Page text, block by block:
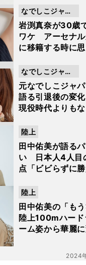
岩渕真奈が30歳
ワケ アーセナル
に移籍する時に
なでしこジャパ
ン
元なでしこジャ
語る引退後の変
現役時代よりもな
なでしこジャパ
ン
田中佑美が語る
い 日本人4人目
点「ビビらずに勝
陸上
田中佑美の「も
陸上100mハード
ーム姿から華麗に
陸上
2024